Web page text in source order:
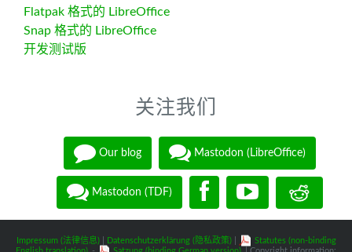
Flatpak 格式的 LibreOffice
Snap 格式的 LibreOffice
开发测试版
关注我们
Our blog Mastodon (LibreOffice)
Mastodon (TDF)
Impressum (法律信息)| Datenschutzerklärung (隐私政策)|
Statutes (non-binding